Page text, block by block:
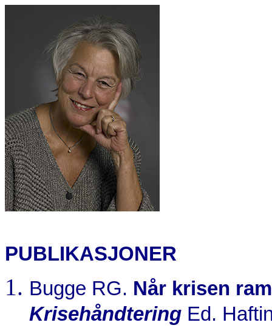
PUBLIKASJONER
Bugge RG. Når krisen
Krisehåndtering Ed.